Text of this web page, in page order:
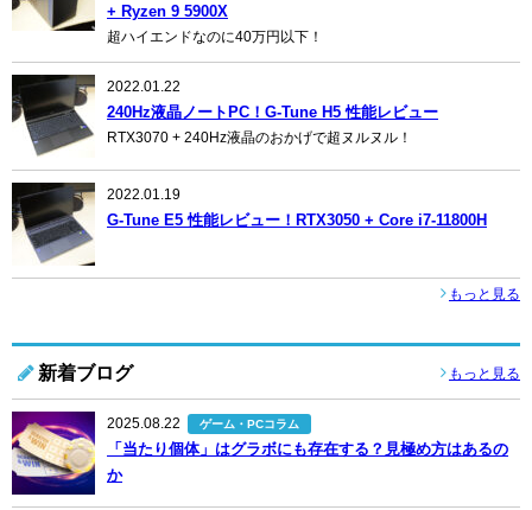
+ Ryzen 9 5900X
超ハイエンドなのに40万円以下！
2022.01.22
240Hz液晶ノートPC！G-Tune H5 性能レビュー
RTX3070 + 240Hz液晶のおかげで超ヌルヌル！
2022.01.19
G-Tune E5 性能レビュー！RTX3050 + Core i7-11800H
もっと見る
新着ブログ もっと見る
2025.08.22 ゲーム・PCコラム
「当たり個体」はグラボにも存在する？見極め方はあるの
か